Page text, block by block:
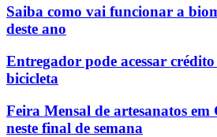
Saiba como vai funcionar a
deste ano
Entregador pode acessar
bicicleta
Feira Mensal de artesanatos
neste final de semana